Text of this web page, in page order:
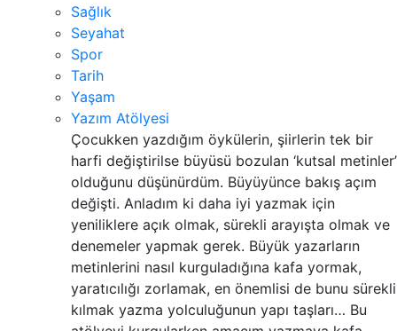
Sağlık
Seyahat
Spor
Tarih
Yaşam
Yazım Atölyesi
Çocukken yazdığım öykülerin, şiirlerin tek bir
harfi değiştirilse büyüsü bozulan ‘kutsal metinler’
olduğunu düşünürdüm. Büyüyünce bakış açım
değişti. Anladım ki daha iyi yazmak için
yeniliklere açık olmak, sürekli arayışta olmak ve
denemeler yapmak gerek. Büyük yazarların
metinlerini nasıl kurguladığına kafa yormak,
yaratıcılığı zorlamak, en önemlisi de bunu sürekli
kılmak yazma yolculuğunun yapı taşları… Bu